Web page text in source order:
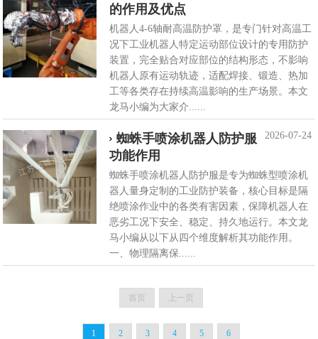
的作用及优点
机器人4-6轴耐高温防护罩，是专门针对高温工
况下工业机器人特定运动部位设计的专用防护
装置，完全贴合对应部位的结构形态，不影响
机器人原有运动轨迹，适配焊接、锻造、热加
工等各类存在持续高温影响的生产场景。本文
龙马小编为大家介......
2026-07-24
蜘蛛手喷涂机器人防护服
功能作用
蜘蛛手喷涂机器人防护服是专为蜘蛛型喷涂机
器人量身定制的工业防护装备，核心目标是隔
绝喷涂作业中的各类有害因素，保障机器人在
恶劣工况下安全、稳定、持久地运行。本文龙
马小编从以下从四个维度解析其功能作用。
一、物理隔离保......
首页 上一页
1 2 3 4 5 6